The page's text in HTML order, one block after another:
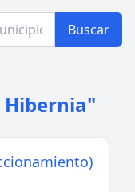
Buscar
Hibernia"